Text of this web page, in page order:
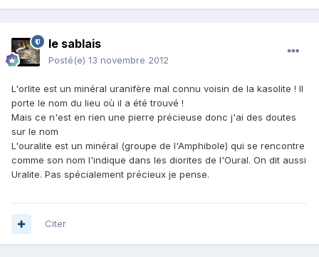
le sablais
Posté(e) 13 novembre 2012
L'orlite est un minéral uranifère mal connu voisin de la kasolite ! Il
porte le nom du lieu où il a été trouvé !
Mais ce n'est en rien une pierre précieuse donc j'ai des doutes
sur le nom
L'ouralite est un minéral (groupe de l'Amphibole) qui se rencontre
comme son nom l'indique dans les diorites de l'Oural. On dit aussi
Uralite. Pas spécialement précieux je pense.
Citer